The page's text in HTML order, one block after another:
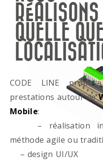
RÉALISONS
QUELLE
CODE LINE
prestations autour de
Mobile:
– réalisation
méthode agile ou
– design UI/UX